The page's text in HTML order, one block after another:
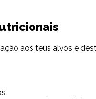
aos teus alvos e